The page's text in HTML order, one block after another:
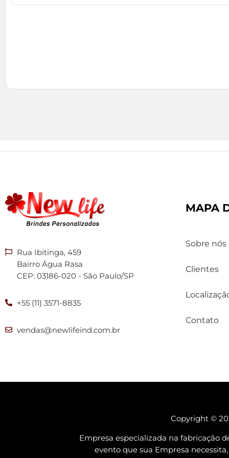
Rua Ibitinga, 459
Bairro Água Rasa
CEP: 03186-020 - São Paulo/SP
+55 (11) 3571-8835
vendas@newlifeind.com.br
MAPA
Sobre nós
Clientes
Contato
Copyright ©
Empresa especializada na fabricação
evento que sua Empresa